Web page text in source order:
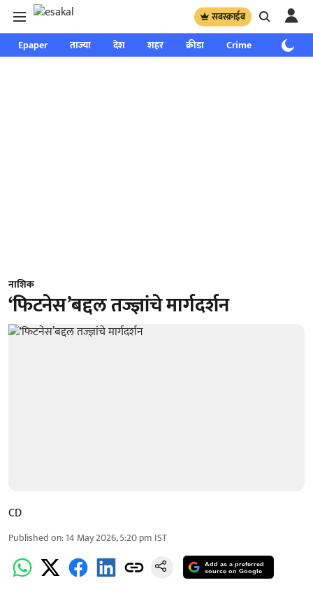
सबस्क्राईब
Epaper ताज्या देश शहर क्रीडा Crime साप्ताहिक
नाशिक
‘फिटनेस’बद्दल तज्ज्ञांचे मार्गदर्शन
CD
Published on:14 May 2026, 5:20 pm IST
Add as a preferred
source on Google